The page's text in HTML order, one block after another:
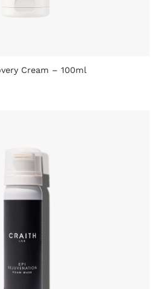
Cream – 100ml